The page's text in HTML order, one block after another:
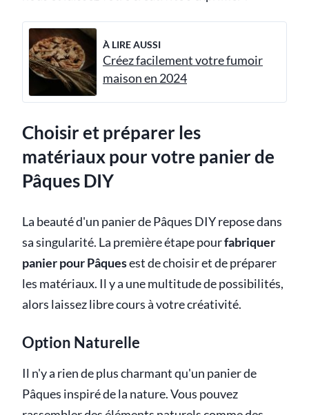
À LIRE AUSSI
Créez facilement votre fumoir
maison en 2024
Choisir et préparer les
matériaux pour votre panier de
Pâques DIY
La beauté d'un panier de Pâques DIY repose dans
sa singularité. La première étape pourfabriquer
panier pour Pâquesest de choisir et de préparer
les matériaux. Il y a une multitude de possibilités,
alors laissez libre cours à votre créativité.
Option Naturelle
Il n'y a rien de plus charmant qu'un panier de
Pâques inspiré de la nature. Vous pouvez